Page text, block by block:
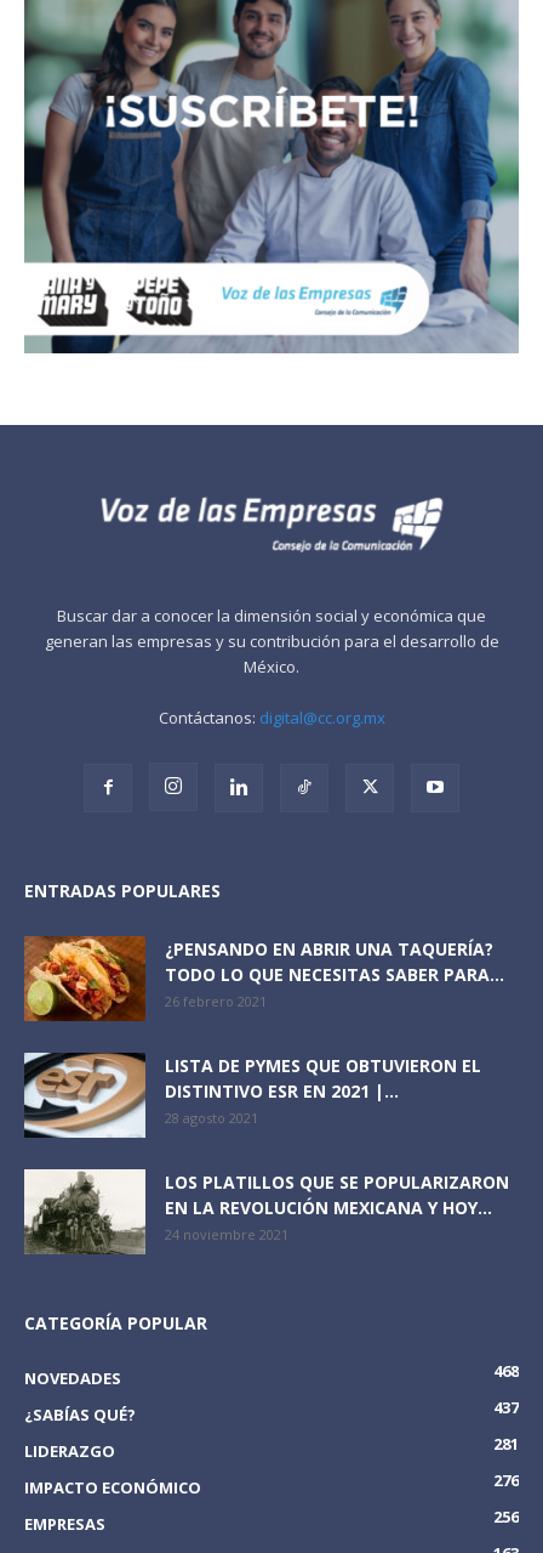
Buscar dar a conocer la dimensión social y económica que
generan las empresas y su contribución para el desarrollo de
México.
Contáctanos: digital@cc.org.mx
ENTRADAS POPULARES
¿PENSANDO EN ABRIR UNA TAQUERÍA?
TODO LO QUE NECESITAS SABER PARA...
26 febrero 2021
LISTA DE PYMES QUE OBTUVIERON EL
DISTINTIVO ESR EN 2021 |...
28 agosto 2021
LOS PLATILLOS QUE SE POPULARIZARON
EN LA REVOLUCIÓN MEXICANA Y HOY...
24 noviembre 2021
CATEGORÍA POPULAR
NOVEDADES
468
¿SABÍAS QUÉ?
437
LIDERAZGO
281
IMPACTO ECONÓMICO
276
EMPRESAS
256